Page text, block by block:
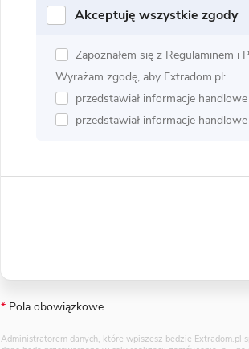
Akceptuję wszystkie zgody
Zapoznałem się z Regulaminem i
Wyrażam zgodę, aby Extradom.pl:
przedstawiał informacje
przedstawiał informacje
* Pola obowiązkowe
Administratorem danych, które wpiszesz będzie